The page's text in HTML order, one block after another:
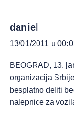
daniel
13/01/2011 u
BEOGRAD, 13.
organizacija
besplatno deliti
nalepnice za